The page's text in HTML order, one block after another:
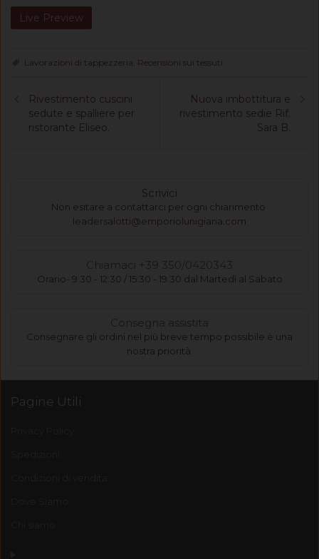
Live Preview
Tags:
Lavorazioni di tappezzeria Recensioni sui tessuti
Previous
post:
Rivestimento cuscini
sedute e spalliere per
ristorante Eliseo.
Post:
Nuova imbottitura e
rivestimento sedie Rif.
Sara B.
Scrivici
Non esitare a contattarci per ogni chiarimento
leadersalotti@emporiolunigiana.com
Chiamaci +39 350/0420343
Orario- 9:30 - 12:30 / 15:30 - 19:30 dal Martedì al Sabato
Consegna assistita
Consegnare gli ordini nel più breve tempo possibile è una
nostra priorità.
Pagine Utili